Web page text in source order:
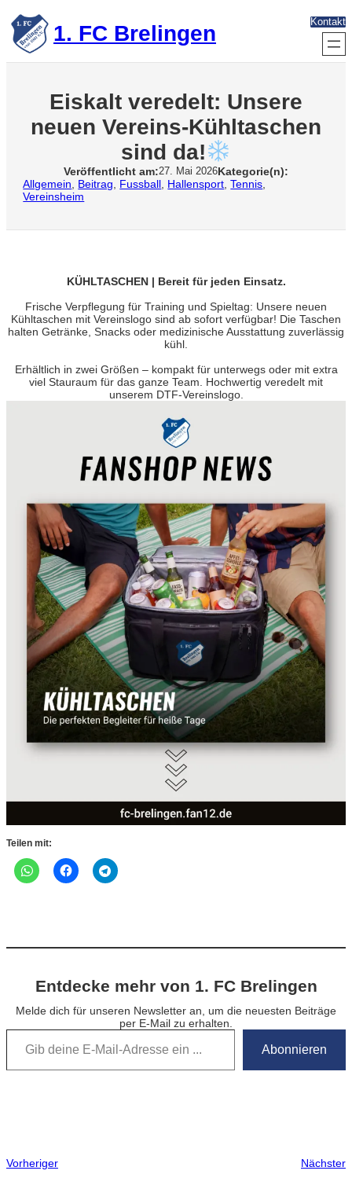
Zum
Inhalt
springen 1. FC Brelingen Kontakt
Eiskalt veredelt: Unsere
neuen Vereins-Kühltaschen
sind da!
Veröffentlicht am:27. Mai 2026Kategorie(n):
Allgemein
Beitrag Fussball Hallensport , Tennis
Vereinsheim
KÜHLTASCHEN | Bereit für jeden Einsatz.
Frische Verpflegung für Training und Spieltag: Unsere neuen
Kühltaschen mit Vereinslogo sind ab sofort verfügbar! Die Taschen
halten Getränke, Snacks oder medizinische Ausstattung zuverlässig
kühl.
Erhältlich in zwei Größen – kompakt für unterwegs oder mit extra
viel Stauraum für das ganze Team. Hochwertig veredelt mit
unserem DTF-Vereinslogo.
Teilen mit:
Entdecke mehr von 1. FC Brelingen
Melde dich für unseren Newsletter an, um die neuesten Beiträge
per E-Mail zu erhalten.
Gib deine E-Mail-Adresse ein …
Abonnieren
Vorheriger Nächster